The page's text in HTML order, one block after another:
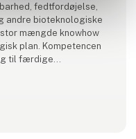
fedtfordøjelse,
andre bioteknologiske
mængde knowhow
plan. Kompetencen
til færdige